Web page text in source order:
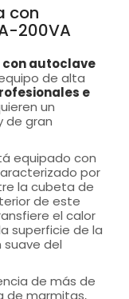
con
200VA
autoclave
de alta
e
un
de gran
equipado con
por
la cubeta de
de este
el calor
superficie de la
del
de más de
de marmitas,